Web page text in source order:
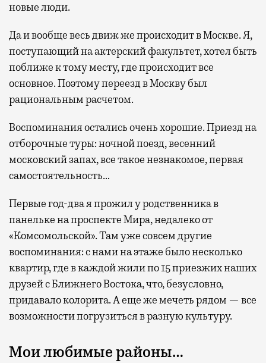
новые люди.
Да и вообще весь движ же происходит в Москве. Я,
поступающий на актерский факультет, хотел быть
поближе к тому месту, где происходит все
основное. Поэтому переезд в Москву был
рациональным расчетом.
Воспоминания остались очень хорошие. Приезд на
отборочные туры: ночной поезд, весенний
московский запах, все такое незнакомое, первая
самостоятельность…
Первые год-два я прожил у родственника в
панельке на проспекте Мира, недалеко от
«Комсомольской». Там уже совсем другие
воспоминания: с нами на этаже было несколько
квартир, где в каждой жили по 15 приезжих наших
друзей с Ближнего Востока, что, безусловно,
придавало колорита. А еще же мечеть рядом — все
возможности погрузиться в разную культуру.
Мои любимые районы…